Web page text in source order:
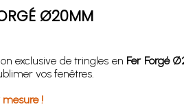
Ø20MM
exclusive de tringles en Fer Forgé
vos fenêtres.
!